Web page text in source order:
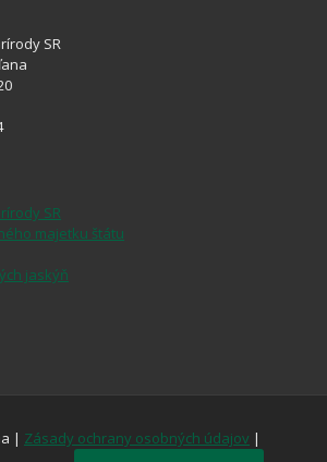
SR
SR
majetku štátu
jaskýň
| Zásady ochrany osobných údajov |